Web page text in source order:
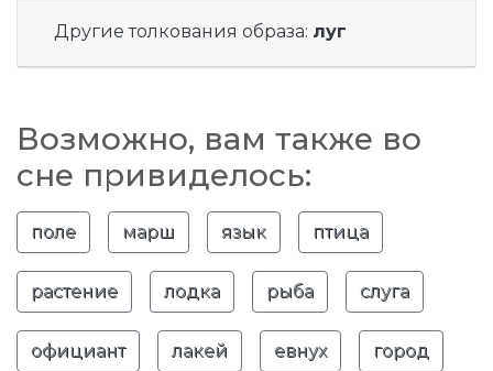
Другие толкования образа: луг
Возможно, вам также во
сне привиделось:
поле марш язык птица
растение лодка рыба слуга
официант лакей евнух город